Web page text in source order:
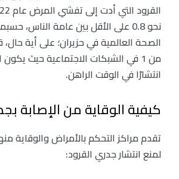
نحو 0.8 على الأقل بين عامة الناس،
من 1 في الشبكات الاجتماعية حيث
انتشارًا في الوقت الراهن.
كيفية الوقاية من الإصابة
تقدم مراكز التحكم بالأمراض والوقاية
لمنع انتشار جدري القرود: